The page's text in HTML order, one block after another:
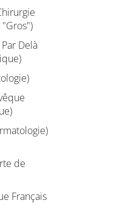
Delà
de
Français